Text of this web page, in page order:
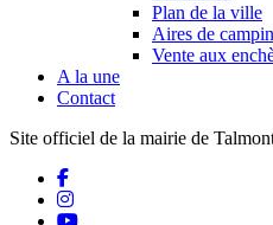
Plan de la ville
Aires de
Vente aux
A la une
Contact
Site officiel de la mairie de